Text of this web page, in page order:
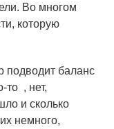
Во многом
которую
подводит баланс
то , нет,
и сколько
немного,